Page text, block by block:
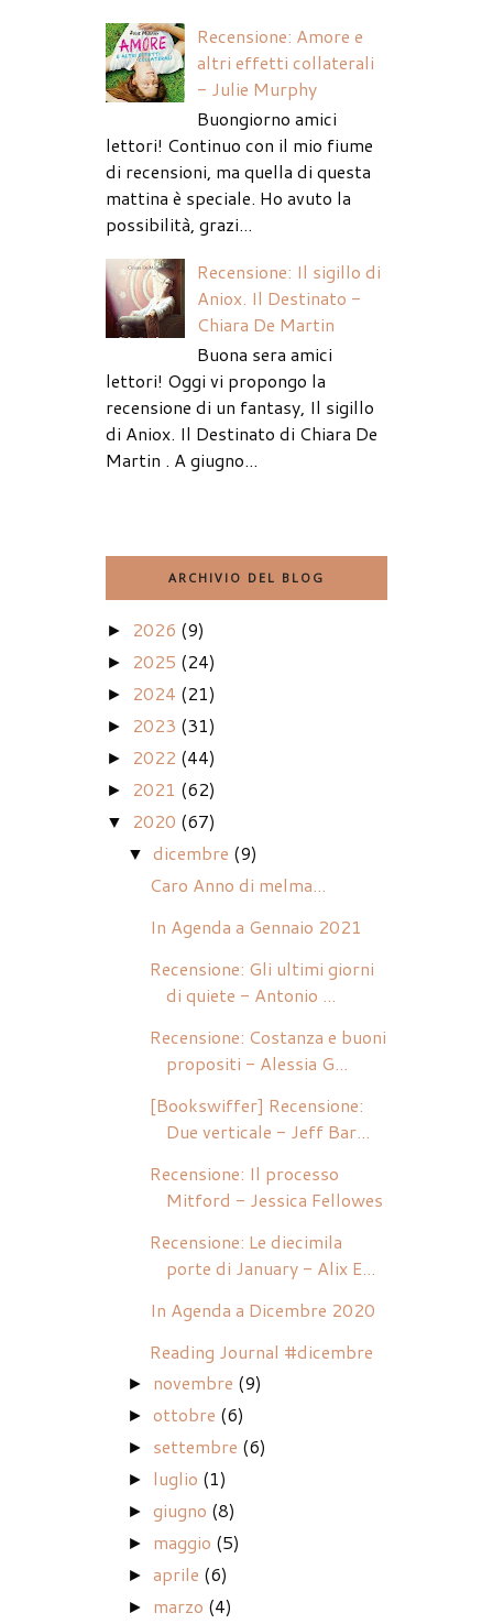
Recensione: Amore e
altri effetti collaterali
- Julie Murphy
Buongiorno amici
lettori! Continuo con il mio fiume
di recensioni, ma quella di questa
mattina è speciale. Ho avuto la
possibilità, grazi...
Recensione: Il sigillo di
Aniox. Il Destinato -
Chiara De Martin
Buona sera amici
lettori! Oggi vi propongo la
recensione di un fantasy, Il sigillo
di Aniox. Il Destinato di Chiara De
Martin . A giugno...
ARCHIVIO DEL BLOG
► 2026 (9)
► 2025 (24)
► 2024 (21)
► 2023 (31)
► 2022 (44)
► 2021 (62)
▼ 2020 (67)
▼ dicembre (9)
Caro Anno di melma...
In Agenda a Gennaio 2021
Recensione: Gli ultimi giorni
di quiete - Antonio ...
Recensione: Costanza e buoni
propositi - Alessia G...
[Bookswiffer] Recensione:
Due verticale - Jeff Bar...
Recensione: Il processo
Mitford - Jessica Fellowes
Recensione: Le diecimila
porte di January - Alix E...
In Agenda a Dicembre 2020
Reading Journal #dicembre
► novembre (9)
►ottobre (6)
► settembre (6)
► luglio (1)
►giugno (8)
► maggio (5)
►aprile (6)
► marzo (4)